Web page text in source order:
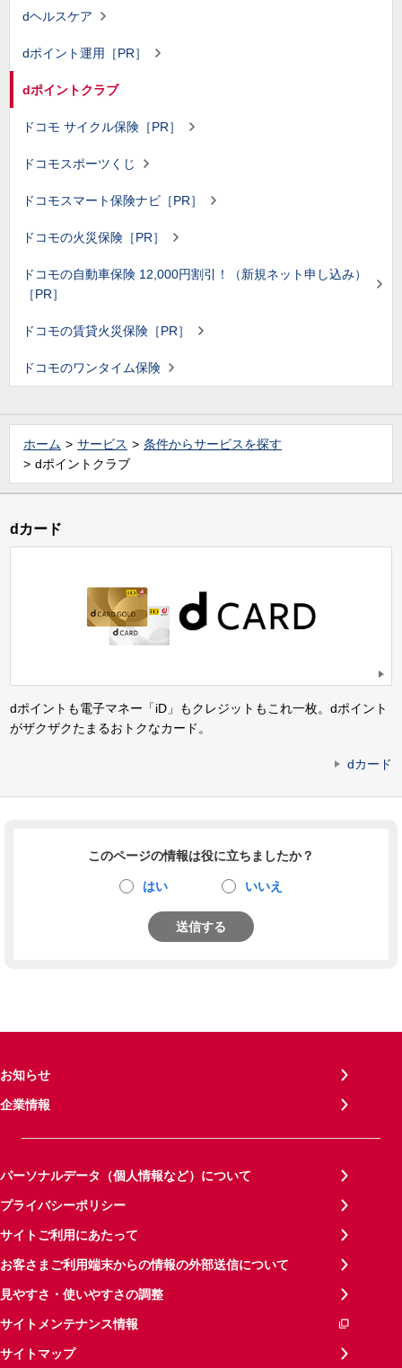
dヘルスケア
dポイント運用［PR］
dポイントクラブ
ドコモ サイクル保険［PR］
ドコモスポーツくじ
ドコモスマート保険ナビ［PR］
ドコモの火災保険［PR］
ドコモの自動車保険 12,000円割引！（新規ネット申し込み）
［PR］
ドコモの賃貸火災保険［PR］
ドコモのワンタイム保険
ホーム サービス
条件からサービスを探す
dポイントクラブ
dカード
dポイントも電子マネー「iD」もクレジットもこれ一枚。dポイント
がザクザクたまるおトクなカード。
dカード
このページの情報は役に立ちましたか？
はい いいえ
送信する
お知らせ
企業情報
パーソナルデータ（個人情報など）について
プライバシーポリシー
サイトご利用にあたって
お客さまご利用端末からの情報の外部送信について
見やすさ・使いやすさの調整
サイトメンテナンス情報
サイトマップ